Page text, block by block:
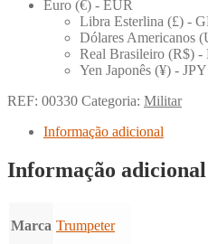
Euro (€) - EUR
Libra Esterlina (£) -
Dólares Americanos
Real Brasileiro (R$) -
Yen Japonês (¥) - JPY
REF: 00330 Categoria: Militar
Informação adicional
Informação adicional
Marca Trumpeter